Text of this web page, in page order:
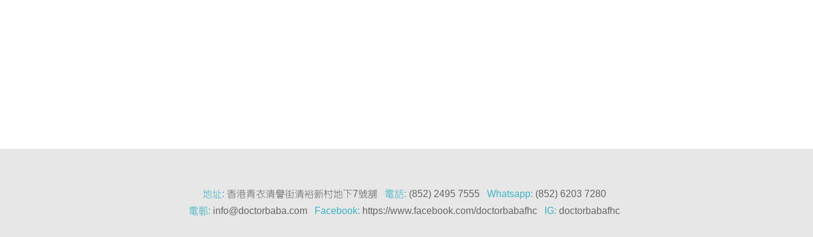
地址: 香港青衣清譽街清裕新村地下7號舖 電話: (852) 2495 7555 Whatsapp: (852) 6203 7280
電郵: info@doctorbaba.com Facebook: https://www.facebook.com/doctorbabafhc IG: doctorbabafhc